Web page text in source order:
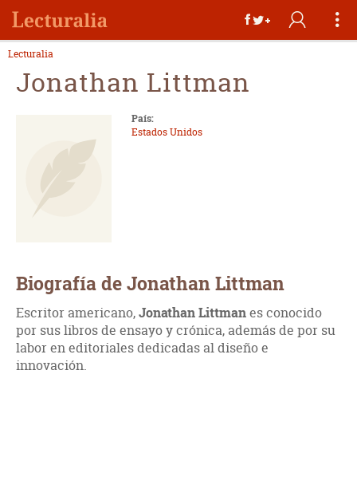
Lecturalia
Jonathan Littman
País:
Estados Unidos
Biografía de Jonathan Littman
Escritor americano,Jonathan Littmanes conocido
por sus libros de ensayo y crónica, además de por su
labor en editoriales dedicadas al diseño e
innovación.